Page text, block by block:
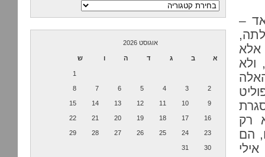
–
אלא
ולא
רק
הם
קטגוריות
אוגוסט 2026
א ב ג ד ה ו ש
1
2
3
4
5
6
7
8
9
10
11
12
13
14
15
16
17
18
19
20
21
22
23
24
25
26
27
28
29
30
31